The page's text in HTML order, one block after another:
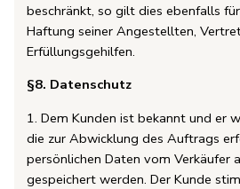
beschränkt, so gilt dies ebenfalls
Haftung seiner Angestellten,
Erfüllungsgehilfen.
§8. Datenschutz
1. Dem Kunden ist bekannt und er
die zur Abwicklung des Auftrags
persönlichen Daten vom Verkäufer
gespeichert werden. Der Kunde